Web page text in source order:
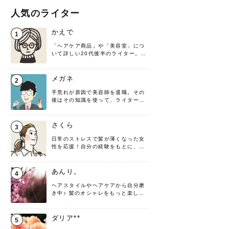
人気のライター
1 かえで
「ヘアケア商品」や「美容室」につ
いて詳しい20代後半のライター。楽
す！
2 メガネ
手荒れが原因で美容師を退職。その
後はその知識を使って、ライターと
髪の知識をわかりやすく紹介しま
す！
3 さくら
日常のストレスで髪が薄くなった女
性を応援！自分の経験をもとに、執
4 あんり。
ヘアスタイルやヘアケアから自分磨
き中♪ 髪のオシャレをもっと楽しめ
♡ 役立つ情報をお届けできるように
頑張ります！よろしくお願いしま
5 ダリア**